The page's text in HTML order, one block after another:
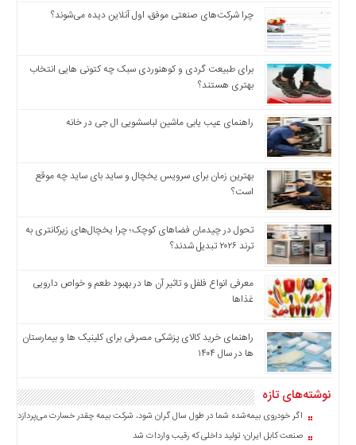
حوادث
اخبار
سیاسی
اخبار
فرهنگی
دسترسی
سریع
صفحه
اصلی
اخبار
اخبار
ایران
اخبار
المللی
اخبار
اقتصادی
جدید
چرا شرکت‌های صنعتی موفق، اول آنلاین دیده می‌شوند؟
برای طبیعت گردی و کوهنوردی سبک چه کتونی هایی انتخاب
بهتری هستند؟
راهنمای عیب یابی ماشین لباسشویی ال جی در خانه
بهترین زمان برای سرویس یخچال و ساید بای ساید چه موقع
است؟
تحول در چیدمان فضاهای کوچک؛ چرا یخچال‌های زیرکانتری به
ترند ۲۰۲۶ تبدیل شدند؟
معرفی انواع فلفل و تاثیر آن ‌ها در بهبود طعم و خواص دارویی
غذاها
راهنمای خرید کالای پزشکی مصرفی برای کلینیک ها و بیمارستان
ها در سال ۱۴۰۴
نوشته‌های تازه
اگر خودروی بیمه‌شده شما در طول سال گران شود، شرکت بیمه چقدر خسارت می‌پردازد؟
صنعت کابل ایران؛ تولید داخلی که رقیب واردات شد